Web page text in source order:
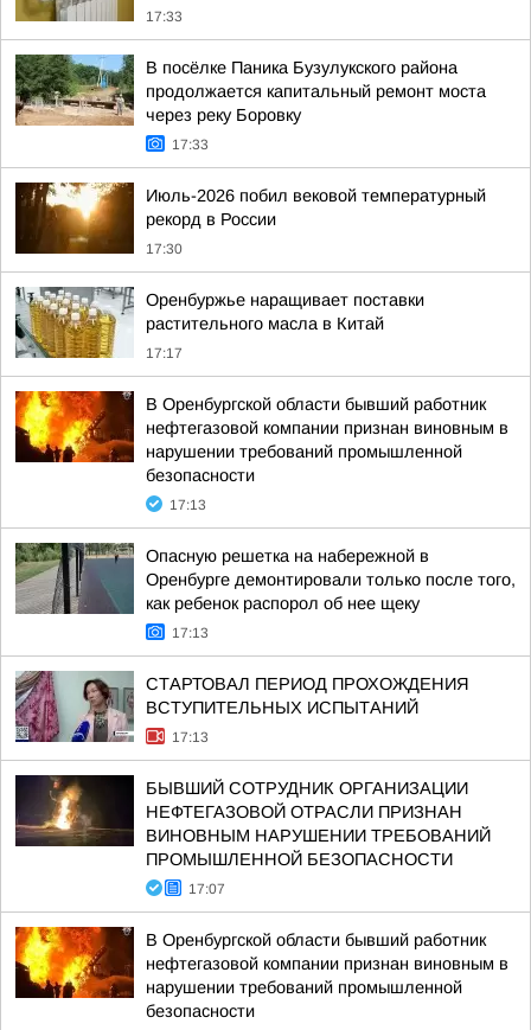
17:33
В посёлке Паника Бузулукского района
продолжается капитальный ремонт моста
через реку Боровку
17:33
Июль-2026 побил вековой температурный
рекорд в России
17:30
Оренбуржье наращивает поставки
растительного масла в Китай
17:17
В Оренбургской области бывший работник
нефтегазовой компании признан виновным в
нарушении требований промышленной
безопасности
17:13
Опасную решетка на набережной в
Оренбурге демонтировали только после того,
как ребенок распорол об нее щеку
17:13
СТАРТОВАЛ ПЕРИОД ПРОХОЖДЕНИЯ
ВСТУПИТЕЛЬНЫХ ИСПЫТАНИЙ
17:13
БЫВШИЙ СОТРУДНИК ОРГАНИЗАЦИИ
НЕФТЕГАЗОВОЙ ОТРАСЛИ ПРИЗНАН
ВИНОВНЫМ НАРУШЕНИИ ТРЕБОВАНИЙ
ПРОМЫШЛЕННОЙ БЕЗОПАСНОСТИ
17:07
В Оренбургской области бывший работник
нефтегазовой компании признан виновным в
нарушении требований промышленной
безопасности